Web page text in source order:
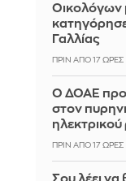
Οικολόγων
Γαλλίας
ΠΡΙΝ ΑΠΌ 17 ΏΡΕΣ
Ο ΔΟΑΕ
στον
ΠΡΙΝ ΑΠΌ 17 ΏΡΕΣ
Σου λέει να